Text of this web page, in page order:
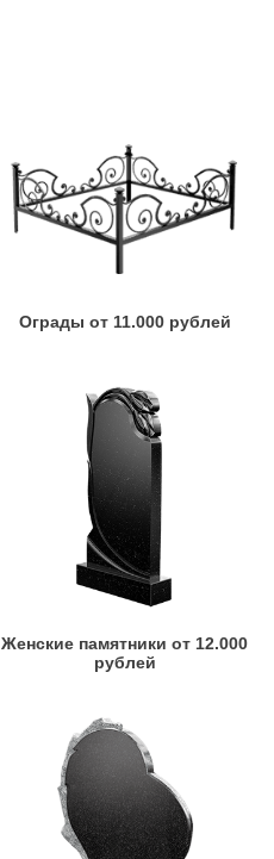
Ограды от 11.000 рублей
Женские памятники от 12.000
рублей